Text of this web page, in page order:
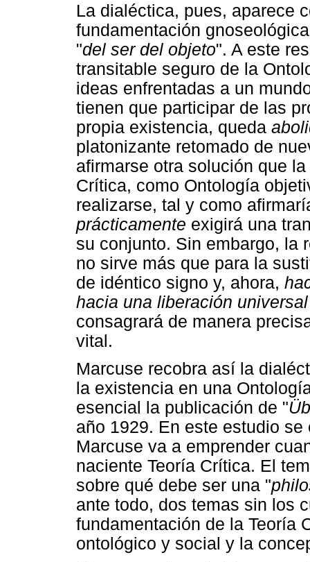
La dialéctica, pues, aparece
fundamentación
"del ser del objeto". A este
transitable seguro de la
ideas enfrentadas a un
tienen que participar de las
propia existencia, queda
platonizante retomado de
afirmarse otra solución que
Crítica, como Ontología
realizarse, tal y como
prácticamente exigirá una
su conjunto. Sin embargo, la
no sirve más que para la
de idéntico signo y, ahora,
hacia una liberación
consagrará de manera
vital.
Marcuse recobra así la
la existencia en una
esencial la publicación de "
año 1929. En este estudio
Marcuse va a emprender
naciente Teoría Crítica. El
sobre qué debe ser una "
ante todo, dos temas sin los
fundamentación de la Teoría
ontológico y social y la